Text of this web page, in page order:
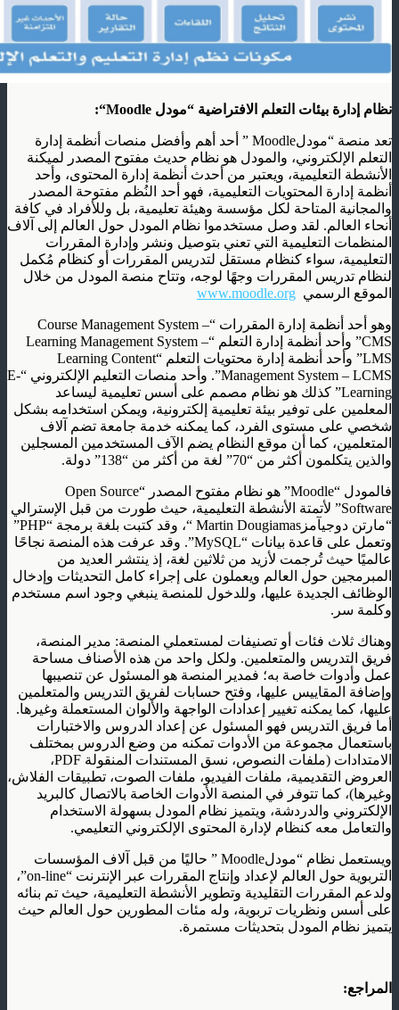
نظام إدارة بيئات التعلم الافتراضية “مودل Moodle
“:
تعد منصة “مودلMoodle ” أحد أهم وأفضل منصات أنظمة إدارة
التعلم الإلكتروني، والمودل هو نظام حديث مفتوح المصدر لميكنة
الأنشطة التعليمية، ويعتبر من أحدث أنظمة إدارة المحتوى، وأحد
أنظمة إدارة المحتويات التعليمية، فهو أحد النُظم مفتوحة المصدر
والمجانية المتاحة لكل مؤسسة وهيئة تعليمية، بل وللأفراد في كافة
أنحاء العالم. لقد وصل مستخدموا نظام المودل حول العالم إلى آلاف
المنظمات التعليمية التي تعني بتوصيل ونشر وإدارة المقررات
التعليمية، سواء كنظام مستقل لتدريس المقررات أو كنظام مُكمل
لنظام تدريس المقررات وجهًا لوجه، وتتاح منصة المودل من خلال
الموقع الرسمي www.moodle.org
وهو أحد أنظمة إدارة المقررات “Course Management System –
CMS” وأحد أنظمة إدارة التعلم “Learning Management System –
LMS” وأحد أنظمة إدارة محتويات التعلم “Learning Content
Management System – LCMS”. وأحد منصات التعليم الإلكتروني “E-
Learning” كذلك هو نظام مصمم على أسس تعليمية ليساعد
المعلمين على توفير بيئة تعليمية إلكترونية، ويمكن استخدامه بشكل
شخصي على مستوى الفرد، كما يمكنه خدمة جامعة تضم آلاف
المتعلمين، كما أن موقع النظام يضم الآف المستخدمين المسجلين
والذين يتكلمون أكثر من “70” لغة من أكثر من “138” دولة.
فالمودل “Moodle” هو نظام مفتوح المصدر “Open Source
Software” لأتمتة الأنشطة التعليمية، حيث طورت من قبل الإسترالي
“مارتن دوجيآمزMartin Dougiamas “، وقد كتبت بلغة برمجة “PHP”
وتعمل على قاعدة بيانات “MySQL”. وقد عرفت هذه المنصة نجاحًا
عالميًا حيث تُرجمت لأزيد من ثلاثين لغة، إذ ينتشر العديد من
المبرمجين حول العالم ويعملون على إجراء كامل التحديثات وإدخال
الوظائف الجديدة عليها، وللدخول للمنصة ينبغي وجود اسم مستخدم
وكلمة سر.
وهناك ثلاث فئات أو تصنيفات لمستعملي المنصة: مدير المنصة،
فريق التدريس والمتعلمين. ولكل واحد من هذه الأصناف مساحة
عمل وأدوات خاصة به؛ فمدير المنصة هو المسئول عن تنصيبها
وإضافة المقاييس عليها، وفتح حسابات لفريق التدريس والمتعلمين
عليها، كما يمكنه تغيير إعدادات الواجهة والألوان المستعملة وغيرها.
أما فريق التدريس فهو المسئول عن إعداد الدروس والاختبارات
باستعمال مجموعة من الأدوات تمكنه من وضع الدروس بمختلف
الامتدادات (ملفات النصوص، نسق المستندات المنقولة PDF،
العروض التقديمية، ملفات الفيديو، ملفات الصوت، تطبيقات الفلاش،
وغيرها)، كما تتوفر في المنصة الأدوات الخاصة بالاتصال كالبريد
الإلكتروني والدردشة، ويتميز نظام المودل بسهولة الاستخدام
والتعامل معه كنظام لإدارة المحتوى الإلكتروني التعليمي.
ويستعمل نظام “مودلMoodle ” حاليًا من قبل آلاف المؤسسات
التربوية حول العالم لإعداد وإنتاج المقررات عبر الإنترنت “on-line”،
ولدعم المقررات التقليدية وتطوير الأنشطة التعليمية، حيث تم بنائه
على أسس ونظريات تربوية، وله مئات المطورين حول العالم حيث
يتميز نظام المودل بتحديثات مستمرة.
المراجع: